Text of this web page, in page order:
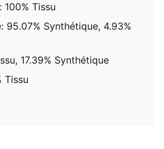
100% Tissu
95.07% Synthétique, 4.93%
17.39% Synthétique
Tissu